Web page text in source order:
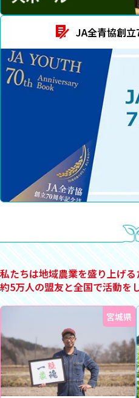
JA全青協創
私たちは地域農業を盛り上げる
約5万人の盟友と全国で活動を
宮城県